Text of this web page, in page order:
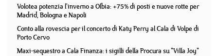
Volotea potenzia l'inverno a Olbia: +75% di posti e nuove rotte per
Madrid, Bologna e Napoli
Conto alla rovescia per il concerto di Katy Perry al Cala di Volpe di
Porto Cervo
Maxi-sequestro a Cala Finanza: i sigilli della Procura su "Villa Joy"